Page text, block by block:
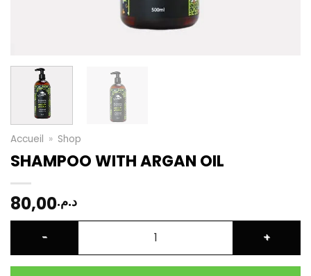
Accueil » Shop
SHAMPOO WITH ARGAN OIL
د.م.80,00